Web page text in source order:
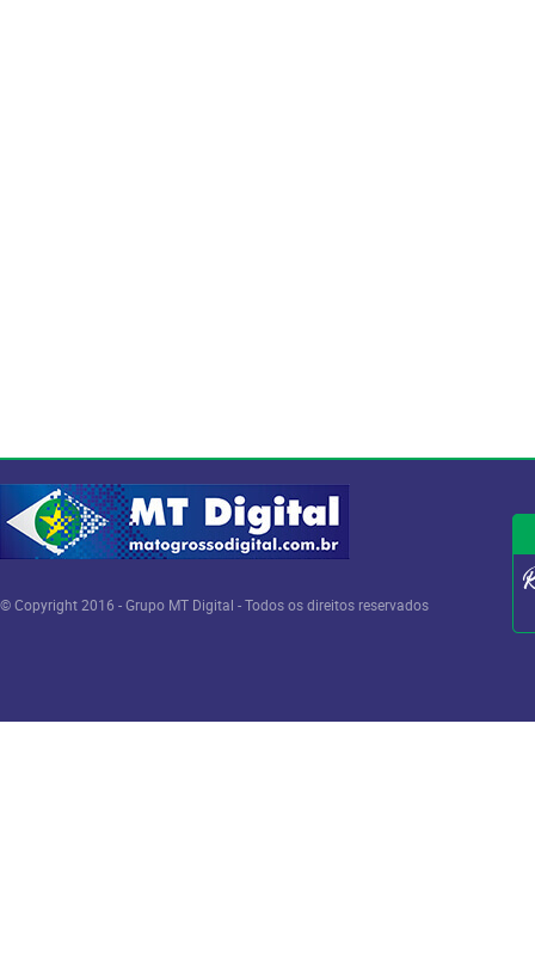
© Copyright 2016 - Grupo MT Digital - Todos os direitos reservados